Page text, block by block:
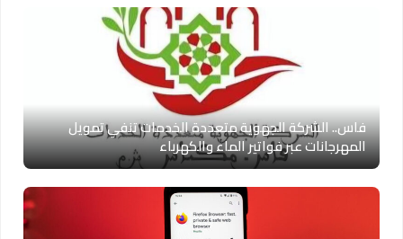
فاس.. الشركة الجهوية متعددة الخدمات تنفي تمويل
المهرجانات عبر فواتير الماء والكهرباء